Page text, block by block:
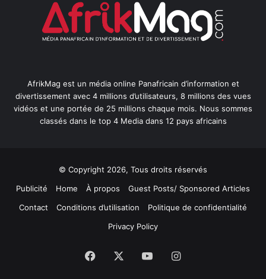
AfrikMag est un média online Panafricain d’information et
divertissement avec 4 millions d’utilisateurs, 8 millions des vues
vidéos et une portée de 25 millions chaque mois. Nous sommes
classés dans le top 4 Media dans 12 pays africains
© Copyright 2026, Tous droits réservés
Publicité
Home À propos
Guest Posts/ Sponsored Articles
Contact
Conditions d’utilisation
Politique de confidentialité
Privacy Policy
Facebook YouTubeInstagram